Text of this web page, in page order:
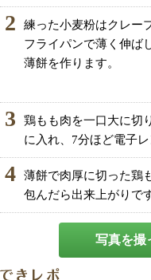
2
練った小麦粉はクレー
フライパンで薄く伸ば
薄餅を作ります。
3
鶏もも肉を一口大に切
に入れ、7分ほど電子レ
4
薄餅で肉厚に切った鶏
包んだら出来上がりで
写真を撮